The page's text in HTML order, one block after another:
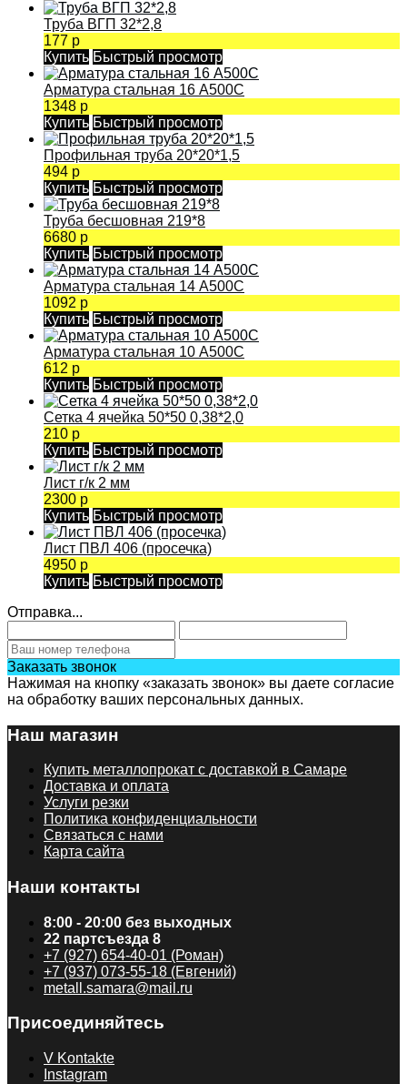
Труба ВГП 32*2,8
177 р
Купить Быстрый просмотр
Арматура стальная 16 А500С
1348 р
Купить Быстрый просмотр
Профильная труба 20*20*1,5
494 р
Купить Быстрый просмотр
Труба бесшовная 219*8
6680 р
Купить Быстрый просмотр
Арматура стальная 14 А500С
1092 р
Купить Быстрый просмотр
Арматура стальная 10 А500С
612 р
Купить Быстрый просмотр
Сетка 4 ячейка 50*50 0,38*2,0
210 р
Купить Быстрый просмотр
Лист г/к 2 мм
2300 р
Купить Быстрый просмотр
Лист ПВЛ 406 (просечка)
4950 р
Купить Быстрый просмотр
Отправка...
Заказать звонок
Нажимая на кнопку «заказать звонок» вы даете согласие
на обработку ваших персональных данных.
Наш магазин
Купить металлопрокат с доставкой в Самаре
Доставка и оплата
Услуги резки
Политика конфиденциальности
Связаться с нами
Карта сайта
Наши контакты
8:00 - 20:00 без выходных
22 партсъезда 8
+7 (927) 654-40-01 (Роман)
+7 (937) 073-55-18 (Евгений)
metall.samara@mail.ru
Присоединяйтесь
V Kontakte
Instagram